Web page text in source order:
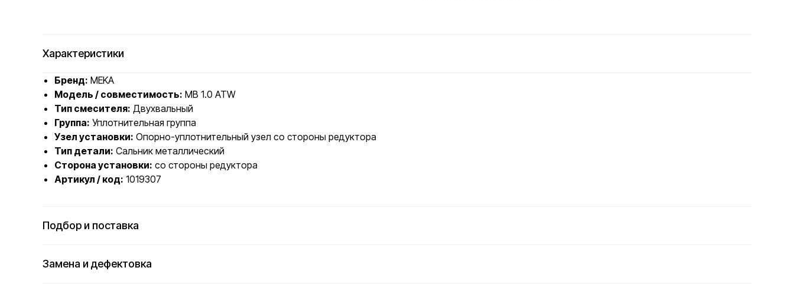
Характеристики
Бренд: MEKA
Модель / совместимость: MB 1.0 ATW
Тип смесителя: Двухвальный
Группа: Уплотнительная группа
Узел установки: Опорно-уплотнительный узел со стороны редуктора
Тип детали: Сальник металлический
Сторона установки: со стороны редуктора
Артикул / код: 1019307
Подбор и поставка
Замена и дефектовка